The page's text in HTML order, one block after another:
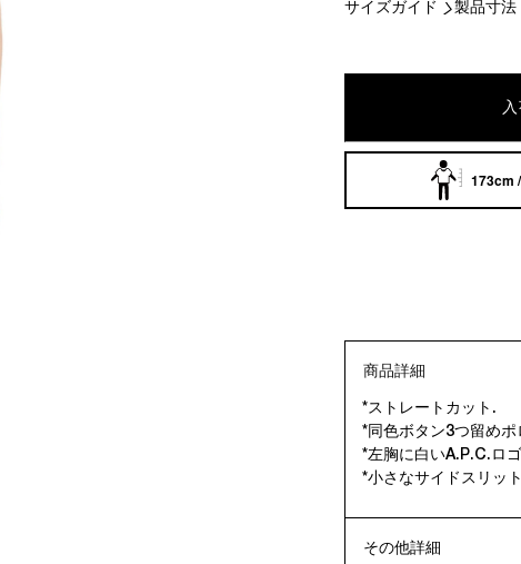
サイズガイド 製品寸法
173cm
商品詳細
*ストレートカット.
*同色ボタン3つ留め
*左胸に白いA.P.C.ロ
*小さなサイドスリッ
その他詳細